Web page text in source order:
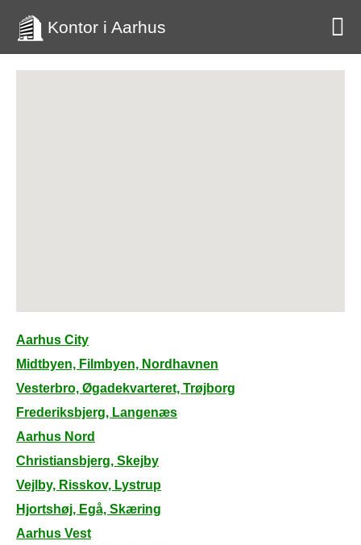
Kontor i Aarhus
Aarhus City
Midtbyen, Filmbyen, Nordhavnen
Vesterbro, Øgadekvarteret, Trøjborg
Frederiksbjerg, Langenæs
Aarhus Nord
Christiansbjerg, Skejby
Vejlby, Risskov, Lystrup
Hjortshøj, Egå, Skæring
Aarhus Vest